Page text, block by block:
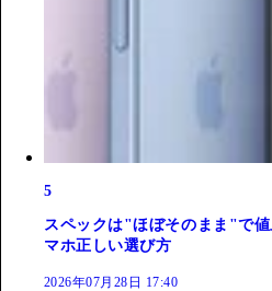
5
スペックは"ほぼそのまま"で
マホ正しい選び方
2026年07月28日 17:40